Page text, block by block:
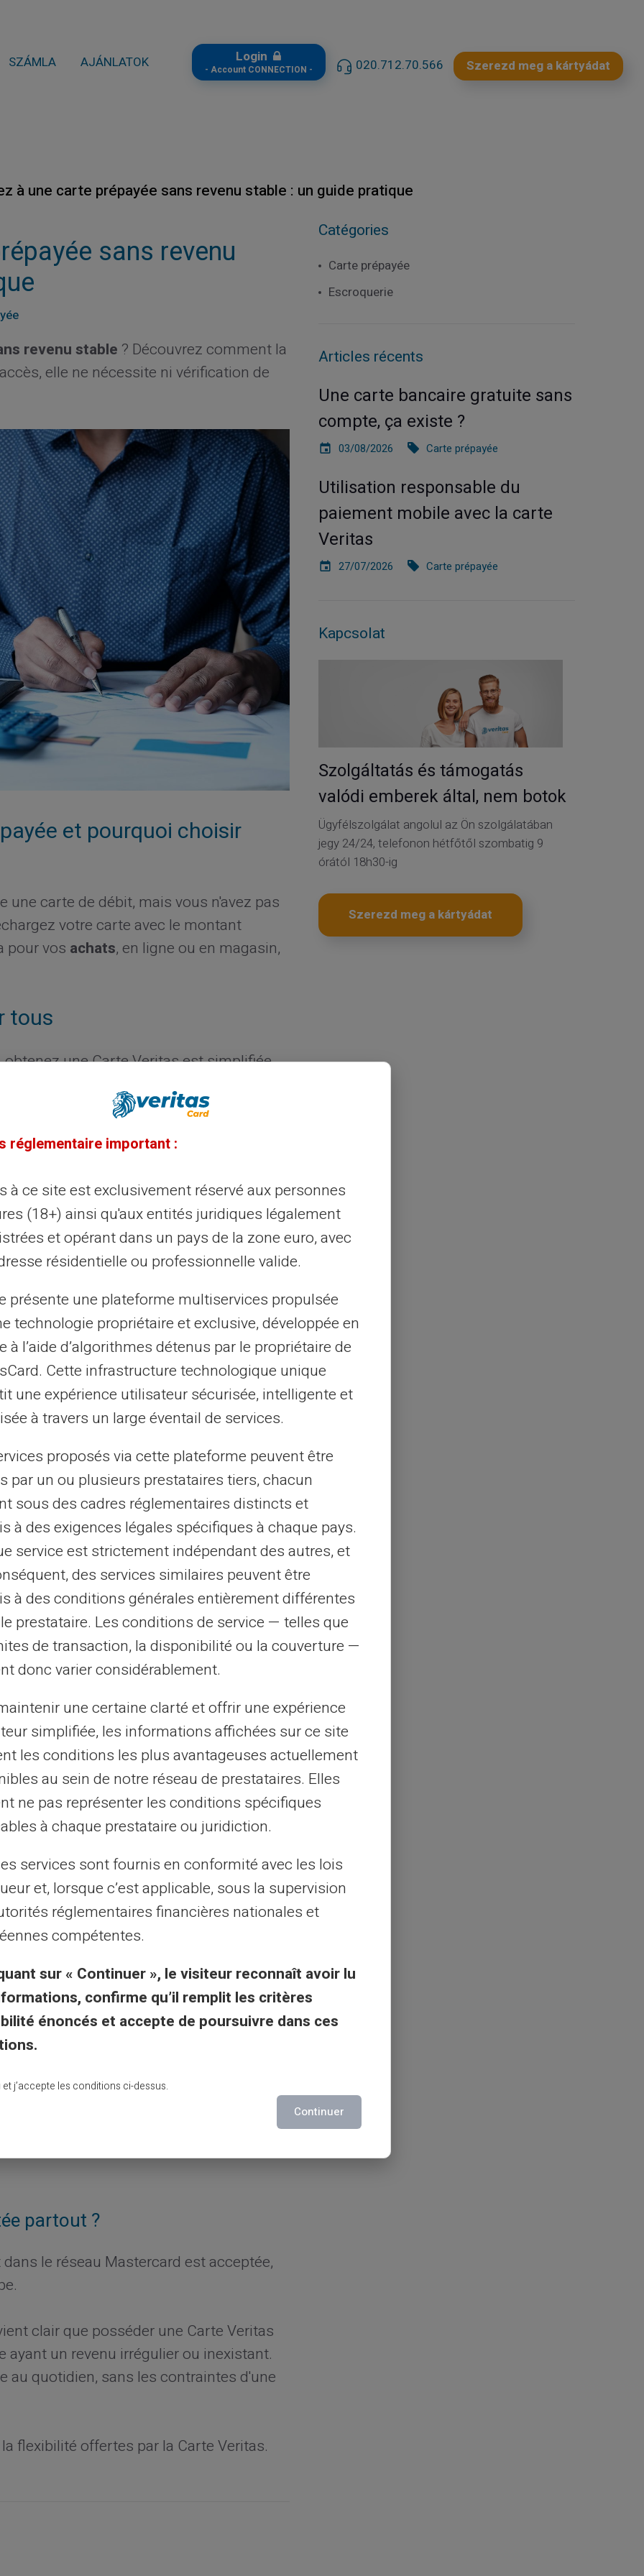
SZÁMLA AJÁNLATOK Login
- Account CONNECTION - 020.712.70.566 Szerezd meg a kártyádat
à une carte prépayée sans revenu stable : un guide pratique
sans revenu
revenu stable ? Découvrez comment la
elle ne nécessite ni vérification de
et pourquoi choisir
une carte de débit, mais vous n'avez pas
votre carte avec le montant
pour vos achats, en ligne ou en magasin,
tous
une Carte Veritas est simplifiée.
Il suffit de fournir une preuve
sans revenu fixe ?
lerechargementde votre carte. Vous
compte bancaire, déposer des
des transferts d'amis ou de
freelance, vous pouvez utiliser des
alimenter directement votrecarte.
toute simplicité.
et gestion budgétaire
budget plus efficacement. Elle vous
Après une simple
recharge
, utilisez
qui veulent éviter les endettements ou
de crédit traditionnelles.
prépayée Veritas
polyvalente, la Carte Veritas offre
étant la capacité à effectuer des
envoyer de l'argent à la famille à
dehors du pays, tout est faisable
La Carte Veritas est protégée contre le
de Mastercard. Vos fonds sont en
cartes prépayées sans
n'ai pas de compte bancaire ?
dans divers commerces, ou optez
de carte.
dépense ?
opérations. Elles varient selon les
partout ?
le réseau Mastercard est acceptée,
clair que posséder une Carte Veritas
un revenu irrégulier ou inexistant.
au quotidien, sans les contraintes d'une
flexibilité offertes par la Carte Veritas.
Catégories
Carte prépayée
Escroquerie
Articles récents
Une carte bancaire gratuite sans
compte, ça existe ?
03/08/2026 Carte prépayée
Utilisation responsable du
paiement mobile avec la carte
Veritas
27/07/2026 Carte prépayée
Kapcsolat
Szolgáltatás és támogatás
valódi emberek által, nem botok
Ügyfélszolgálat angolul az Ön szolgálatában
jegy 24/24, telefonon hétfőtől szombatig 9
órától 18h30-ig
Szerezd meg a kártyádat
réglementaire important :
à ce site est exclusivement réservé aux personnes
(18+) ainsi qu'aux entités juridiques légalement
et opérant dans un pays de la zone euro, avec
résidentielle ou professionnelle valide.
présente une plateforme multiservices propulsée
technologie propriétaire et exclusive, développée en
à l’aide d’algorithmes détenus par le propriétaire de
Cette infrastructure technologique unique
une expérience utilisateur sécurisée, intelligente et
à travers un large éventail de services.
proposés via cette plateforme peuvent être
par un ou plusieurs prestataires tiers, chacun
sous des cadres réglementaires distincts et
à des exigences légales spécifiques à chaque pays.
service est strictement indépendant des autres, et
des services similaires peuvent être
à des conditions générales entièrement différentes
prestataire. Les conditions de service — telles que
de transaction, la disponibilité ou la couverture —
donc varier considérablement.
une certaine clarté et offrir une expérience
simplifiée, les informations affichées sur ce site
les conditions les plus avantageuses actuellement
au sein de notre réseau de prestataires. Elles
ne pas représenter les conditions spécifiques
à chaque prestataire ou juridiction.
services sont fournis en conformité avec les lois
et, lorsque c’est applicable, sous la supervision
réglementaires financières nationales et
compétentes.
sur « Continuer », le visiteur reconnaît avoir lu
confirme qu’il remplit les critères
énoncés et accepte de poursuivre dans ces
et j’accepte les conditions ci-dessus.
Continuer